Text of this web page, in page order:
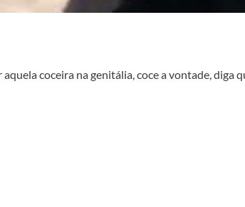
coceira na genitália, coce a vontade, diga